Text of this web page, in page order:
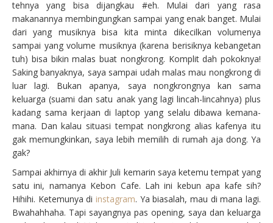
tehnya yang bisa dijangkau #eh. Mulai dari yang rasa
makanannya membingungkan sampai yang enak banget. Mulai
dari yang musiknya bisa kita minta dikecilkan volumenya
sampai yang volume musiknya (karena berisiknya kebangetan
tuh) bisa bikin malas buat nongkrong. Komplit dah pokoknya!
Saking banyaknya, saya sampai udah malas mau nongkrong di
luar lagi. Bukan apanya, saya nongkrongnya kan sama
keluarga (suami dan satu anak yang lagi lincah-lincahnya) plus
kadang sama kerjaan di laptop yang selalu dibawa kemana-
mana. Dan kalau situasi tempat nongkrong alias kafenya itu
gak memungkinkan, saya lebih memilih di rumah aja dong. Ya
gak?
Sampai akhirnya di akhir Juli kemarin saya ketemu tempat yang
satu ini, namanya Kebon Cafe. Lah ini kebun apa kafe sih?
Hihihi. Ketemunya di instagram. Ya biasalah, mau di mana lagi.
Bwahahhaha. Tapi sayangnya pas opening, saya dan keluarga